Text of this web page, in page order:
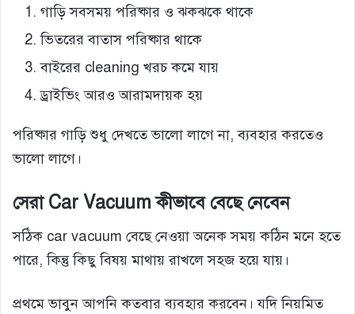
গাড়ি সবসময় পরিষ্কার ও ঝকঝকে থাকে
ভিতরের বাতাস পরিষ্কার থাকে
বাইরের cleaning খরচ কমে যায়
ড্রাইভিং আরও আরামদায়ক হয়
পরিষ্কার গাড়ি শুধু দেখতে ভালো লাগে না, ব্যবহার করতেও
ভালো লাগে।
সেরা Car Vacuum কীভাবে বেছে নেবেন
সঠিক car vacuum বেছে নেওয়া অনেক সময় কঠিন মনে হতে
পারে, কিন্তু কিছু বিষয় মাথায় রাখলে সহজ হয়ে যায়।
প্রথমে ভাবুন আপনি কতবার ব্যবহার করবেন। যদি নিয়মিত